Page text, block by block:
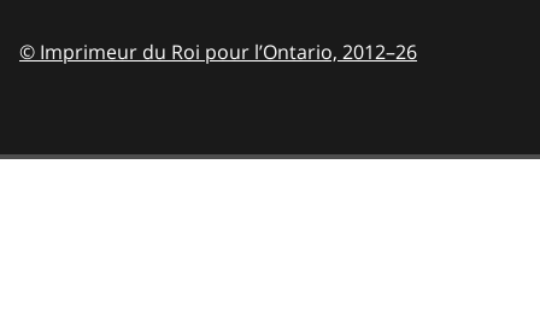
© Imprimeur du Roi pour l’Ontario, 2012–26